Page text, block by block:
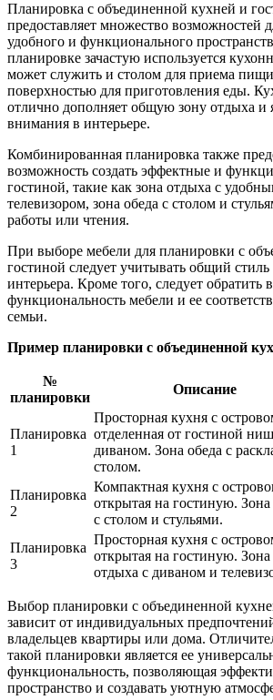
Планировка с объединенной кухней и
предоставляет множество возможностей
удобного и функционального
планировке зачастую используется
может служить и столом для приема
поверхностью для приготовления еды.
отлично дополняет общую зону отдыха и
внимания в интерьере.
Комбинированная планировка также
возможность создать эффектные и
гостиной, такие как зона отдыха с
телевизором, зона обеда с столом и
работы или чтения.
При выборе мебели для планировки с
гостиной следует учитывать общий
интерьера. Кроме того, следует обратить
функциональность мебели и ее
семьи.
Пример планировки с объединенной
№
планировки
Описание
Планировка
1
Просторная кухня с
отделенная от гостиной
диваном. Зона обеда с
столом.
Планировка
2
Компактная кухня с
открытая на гостиную. Зона
с столом и стульями.
Планировка
3
Просторная кухня с
открытая на гостиную. Зона
отдыха с диваном и
Выбор планировки с объединенной
зависит от индивидуальных
владельцев квартиры или дома.
такой планировки является ее
функциональность, позволяющая
пространство и создавать уютную